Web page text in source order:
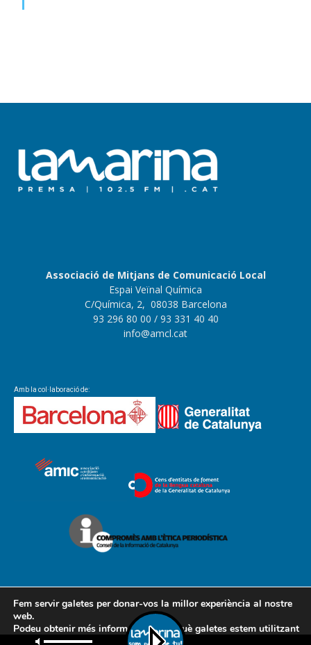
Associació de Mitjans de Comunicació Local
Espai Veïnal Química
C/Química, 2, 08038 Barcelona
93 296 80 00 / 93 331 40 40
info@amcl.cat
Amb la col·laboració de:
Contacte Avís legal Política de cookies
Política de privacitat
Fem servir galetes per donar-vos la millor experiència al nostre
web.
Podeu obtenir més informació sobre què galetes estem utilitzant
o desactivar-les a la
configuració.